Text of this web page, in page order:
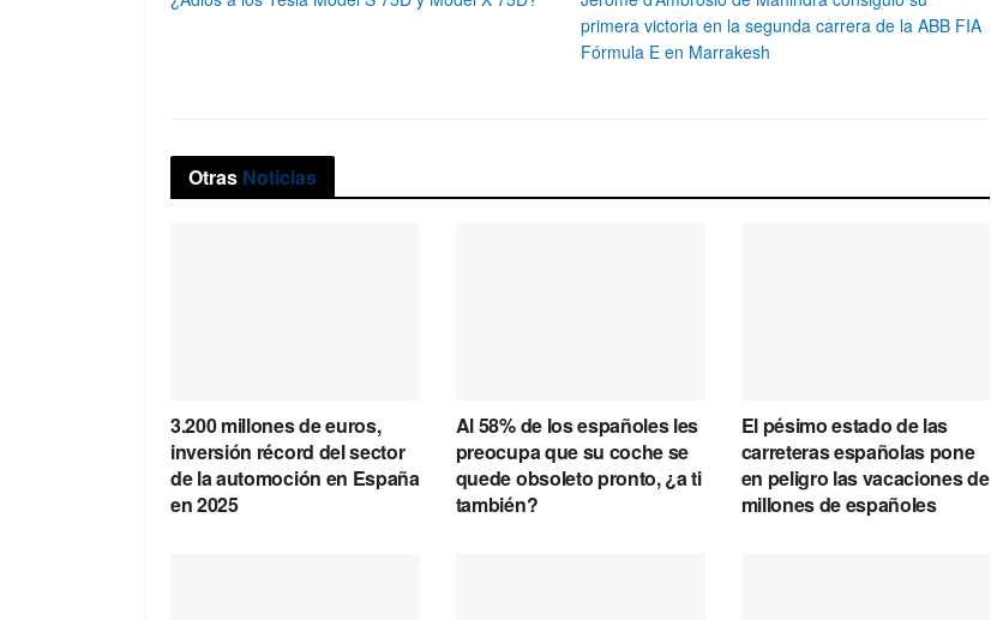
primera victoria en la segunda carrera de la ABB FIA
Fórmula E en Marrakesh
Otras Noticias
3.200 millones de euros,
inversión récord del sector
de la automoción en España
en 2025
Al 58% de los españoles les
preocupa que su coche se
quede obsoleto pronto, ¿a ti
también?
El pésimo estado de las
carreteras españolas pone
en peligro las vacaciones de
millones de españoles